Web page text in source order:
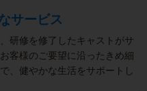
サービス
研修を修了したキャストがサ
客様のご要望に沿ったきめ細
、健やかな生活をサポートし